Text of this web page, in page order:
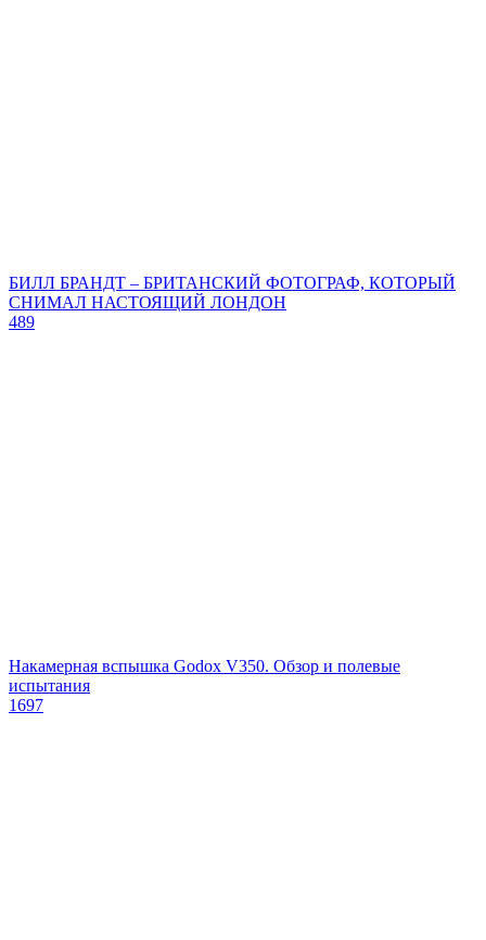
БИЛЛ БРАНДТ – БРИТАНСКИЙ ФОТОГРАФ, КОТОРЫЙ
СНИМАЛ НАСТОЯЩИЙ ЛОНДОН
489
Накамерная вспышка Godox V350. Обзор и полевые
испытания
1697